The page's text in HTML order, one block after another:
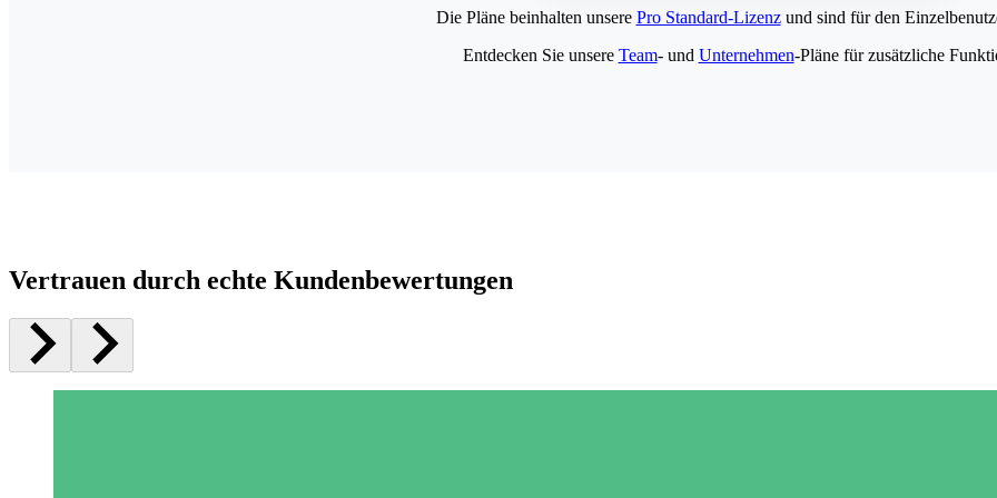
Die Pläne beinhalten unsere Pro Standard-Lizenzund sind für den
Entdecken Sie unsere Team- und Unternehmen-Pläne für zusätzliche
Vertrauen durch echte Kundenbewertungen